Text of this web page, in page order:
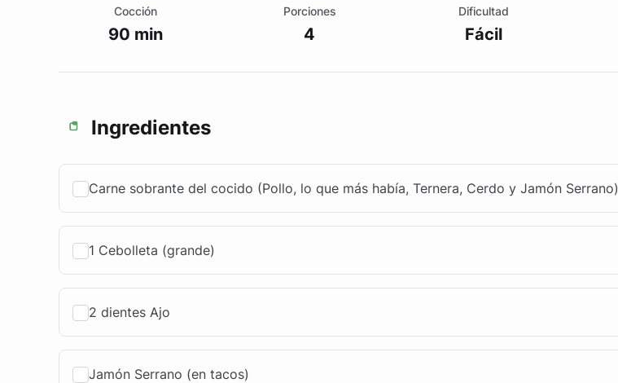
Cocción
90 min
Porciones
4
Dificultad
Fácil
Ingredientes
Carne sobrante del cocido (Pollo, lo que más había, Ternera, Cerdo y Jamón Serrano)
1 Cebolleta (grande)
2 dientes Ajo
Jamón Serrano (en tacos)